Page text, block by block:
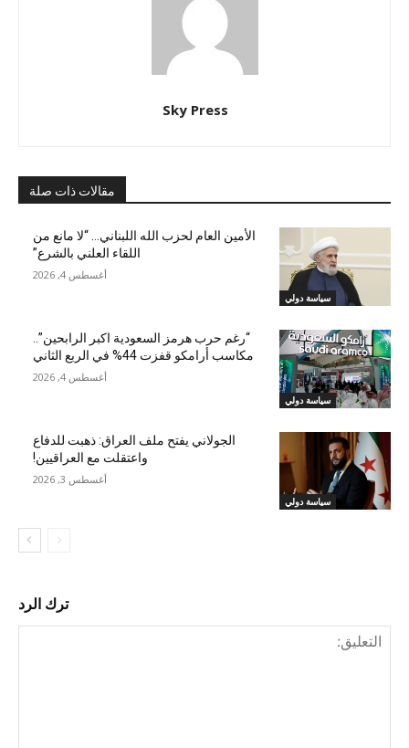
Sky Press
مقالات ذات صلة
سياسة دولي
الأمين العام لحزب الله اللبناني… “لا مانع من
اللقاء العلني بالشرع”
أغسطس 4, 2026
سياسة دولي
“رغم حرب هرمز السعودية اكبر الرابحين”..
مكاسب أرامكو قفزت 44% في الربع الثاني
أغسطس 4, 2026
سياسة دولي
الجولاني يفتح ملف العراق: ذهبت للدفاع
واعتقلت مع العراقيين!
أغسطس 3, 2026
ترك الرد